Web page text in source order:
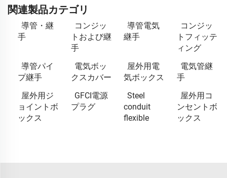
関連製品カテゴリ
導管・継
手
コンジッ
トおよび継
手
導管電気
継手
コンジッ
トフィッテ
ィング
導管パイ
プ継手
電気ボッ
クスカバー
屋外用電
気ボックス
電気管継
手
屋外用ジ
ョイントボ
ックス
GFCI電源
プラグ
Steel
conduit
flexible
屋外用コ
ンセントボ
ックス